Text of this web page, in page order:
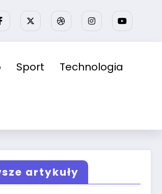
Sport Technologia
artykuły